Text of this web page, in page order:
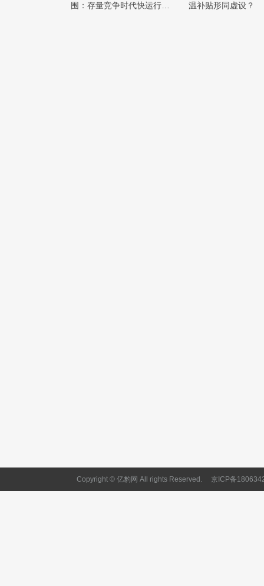
围：存量竞争时代快运行业
温补贴形同虚设？
Copyright © 亿豹网 All rights Reserved. 京ICP备